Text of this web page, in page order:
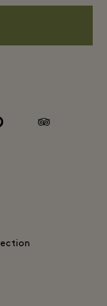
tripadvisor